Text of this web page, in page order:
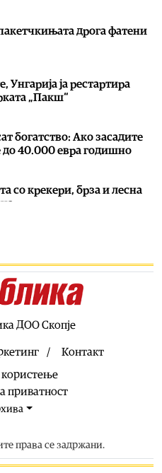
дрога фатени
Унгарија ја рестартира
„Пакш“
богатство: Ако засадите
до 40.000 евра годишно
со крекери, брза и лесна
до 40 степени
мало освежување
аларм на Сицилија
температурата во
во судар на пет
ДОО Скопје
Контакт
користење
приватност
права се задржани.